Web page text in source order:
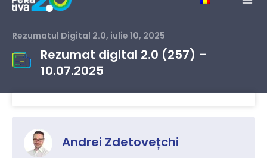
Rezumatul Digital 2.0, iulie 10, 2025
Rezumat digital 2.0 (257) –
10.07.2025
Andrei Zdetovețchi